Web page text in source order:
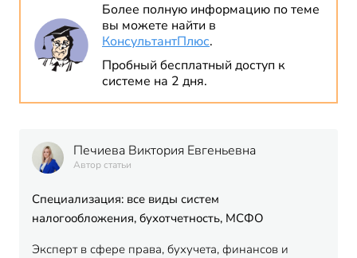
Более полную информацию по теме
вы можете найти в
КонсультантПлюс.
Пробный бесплатный доступ к
системе на 2 дня.
Печиева Виктория Евгеньевна
Автор статьи
Специализация: все виды систем
налогообложения, бухотчетность, МСФО
Эксперт в сфере права, бухучета, финансов и